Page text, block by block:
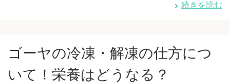
続きを読む
ゴーヤの冷凍・解凍の仕方につ
いて！栄養はどうなる？